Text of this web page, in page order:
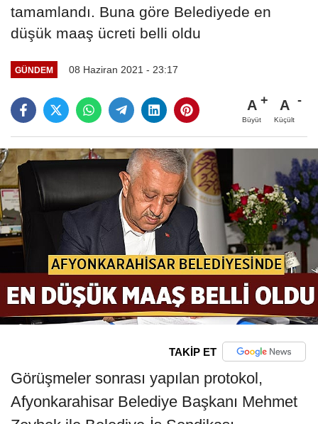
tamamlandı. Buna göre Belediyede en
düşük maaş ücreti belli oldu
GÜNDEM 08 Haziran 2021 - 23:17
A
Büyüt
A
Küçült
TAKİP ET
Görüşmeler sonrası yapılan protokol,
Afyonkarahisar Belediye Başkanı Mehmet